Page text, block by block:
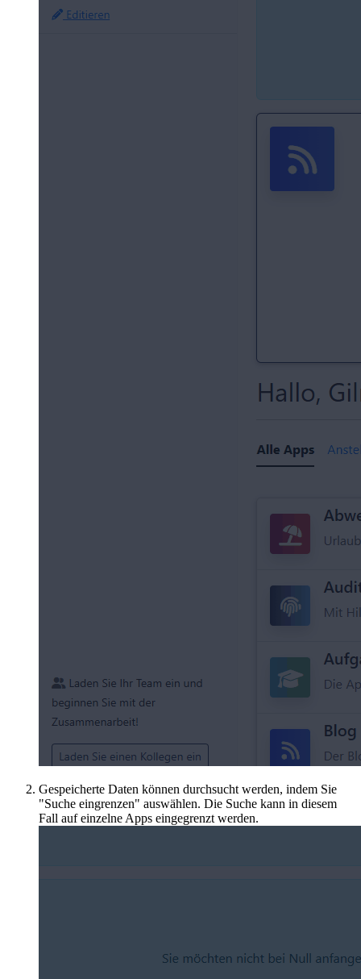
Gespeicherte Daten können durchsucht werden, indem Sie
"Suche eingrenzen" auswählen. Die Suche kann in diesem
Fall auf einzelne Apps eingegrenzt werden.